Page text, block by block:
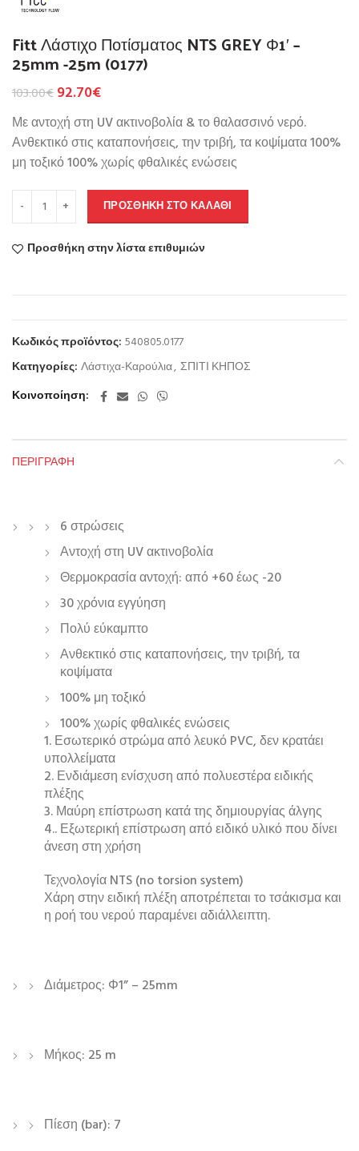
Fitt Λάστιχο Ποτίσματος NTS GREY Φ1′ –
25mm -25m (0177)
103.00€92.70€
Με αντοχή στη UV ακτινοβολία & το θαλασσινό νερό.
Ανθεκτικό στις καταπονήσεις, την τριβή, τα κοψίματα 100%
μη τοξικό 100% χωρίς φθαλικές ενώσεις
ΠΡΟΣΘΉΚΗ ΣΤΟ ΚΑΛΆΘΙ
Προσθήκη στην λίστα επιθυμιών
Κωδικός προϊόντος: 540805.0177
Κατηγορίες: Λάστιχα-Καρούλια, ΣΠΙΤΙ ΚΗΠΟΣ
Κοινοποίηση
ΠΕΡΙΓΡΑΦΉ
6 στρώσεις
Αντοχή στη UV ακτινοβολία
Θερμοκρασία αντοχή: από +60 έως -20
30 χρόνια εγγύηση
Πολύ εύκαμπτο
Ανθεκτικό στις καταπονήσεις, την τριβή, τα
κοψίματα
100% μη τοξικό
100% χωρίς φθαλικές ενώσεις
1. Εσωτερικό στρώμα από λευκό PVC, δεν κρατάει
υπολλείματα
2. Ενδιάμεση ενίσχυση από πολυεστέρα ειδικής
πλέξης
3. Μαύρη επίστρωση κατά της δημιουργίας άλγης
4.. Εξωτερική επίστρωση από ειδικό υλικό που δίνει
άνεση στη χρήση
Τεχνολογία NTS (no torsion system)
Χάρη στην ειδική πλέξη αποτρέπεται το τσάκισμα και
η ροή του νερού παραμένει αδιάλλειπτη.
Διάμετρος: Φ1” – 25mm
Μήκος: 25 m
Πίεση (bar): 7